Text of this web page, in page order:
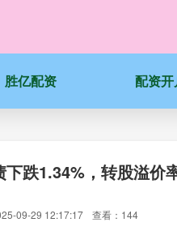
胜亿配资 配资开
跌1.34%，转股溢价
09-29 12:17:17 查看：144